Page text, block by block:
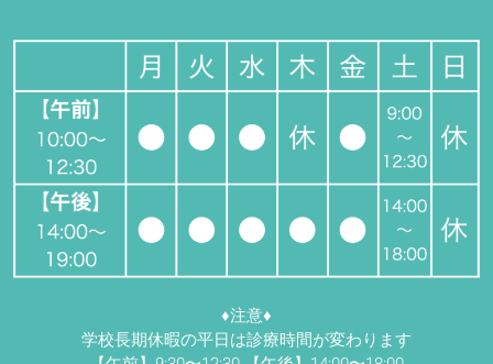
♦︎注意♦︎
学校長期休暇の平日は診療時間が変わります